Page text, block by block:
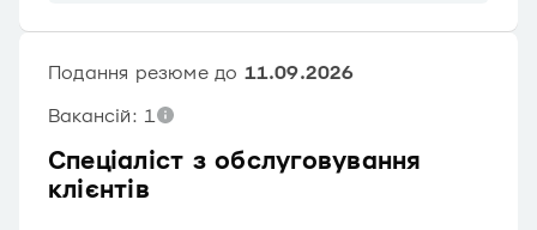
Спеціаліст з обслуговування
клієнтів
Подання резюме до 11.09.2026
Вакансій: 1